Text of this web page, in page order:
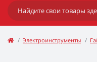
Электроинструменты